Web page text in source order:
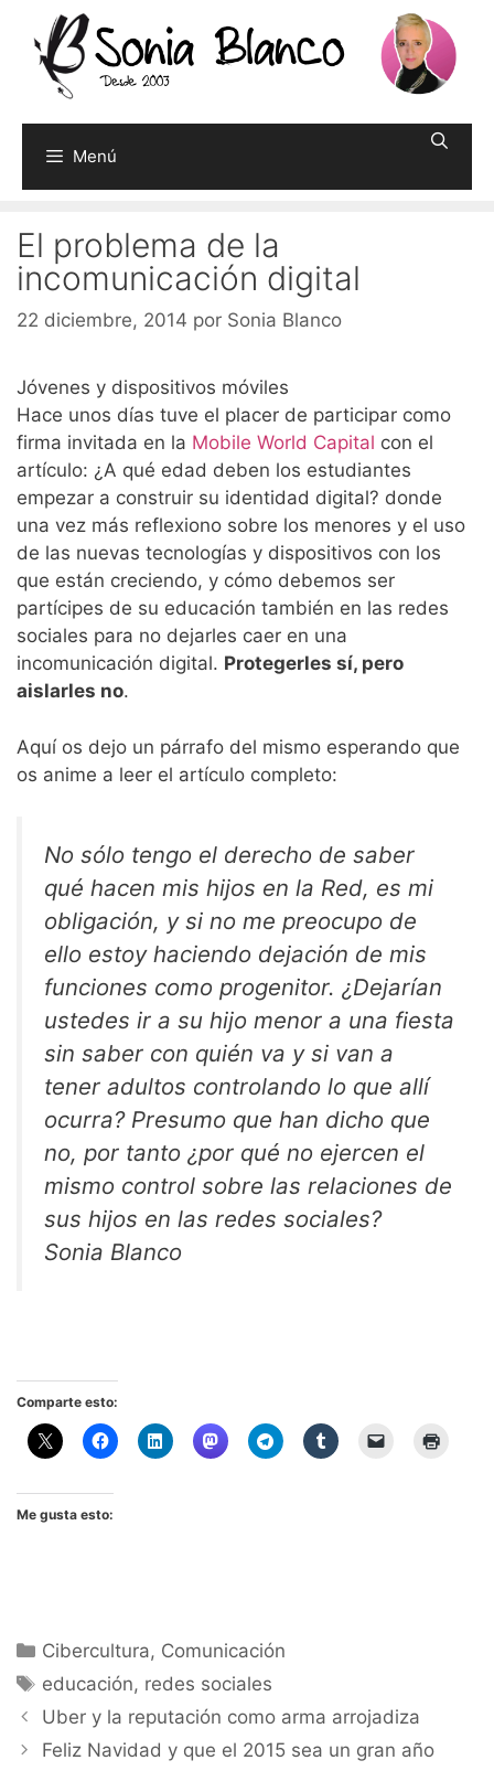
contenido
Menú
El problema de la
incomunicación digital
22 diciembre, 2014 por Sonia Blanco
Jóvenes y dispositivos móviles
Hace unos días tuve el placer de participar como
firma invitada en la Mobile World Capital con el
artículo: ¿A qué edad deben los estudiantes
empezar a construir su identidad digital? donde
una vez más reflexiono sobre los menores y el uso
de las nuevas tecnologías y dispositivos con los
que están creciendo, y cómo debemos ser
partícipes de su educación también en las redes
sociales para no dejarles caer en una
incomunicación digital. Protegerles sí, pero
aislarles no.
Aquí os dejo un párrafo del mismo esperando que
os anime a leer el artículo completo:
No sólo tengo el derecho de saber
qué hacen mis hijos en la Red, es mi
obligación, y si no me preocupo de
ello estoy haciendo dejación de mis
funciones como progenitor. ¿Dejarían
ustedes ir a su hijo menor a una fiesta
sin saber con quién va y si van a
tener adultos controlando lo que allí
ocurra? Presumo que han dicho que
no, por tanto ¿por qué no ejercen el
mismo control sobre las relaciones de
sus hijos en las redes sociales?
Sonia Blanco
Comparte esto:
Me gusta esto:
Categorías
Cibercultura, Comunicación
Etiquetas
educación, redes sociales
Uber y la reputación como arma arrojadiza
Feliz Navidad y que el 2015 sea un gran año